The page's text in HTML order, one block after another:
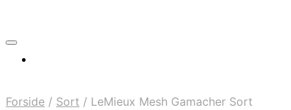
Forside / Sort / LeMieux Mesh Gamacher Sort